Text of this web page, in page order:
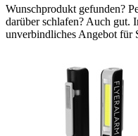
Wunschprodukt gefunden?
darüber schlafen? Auch gut.
unverbindliches Angebot für